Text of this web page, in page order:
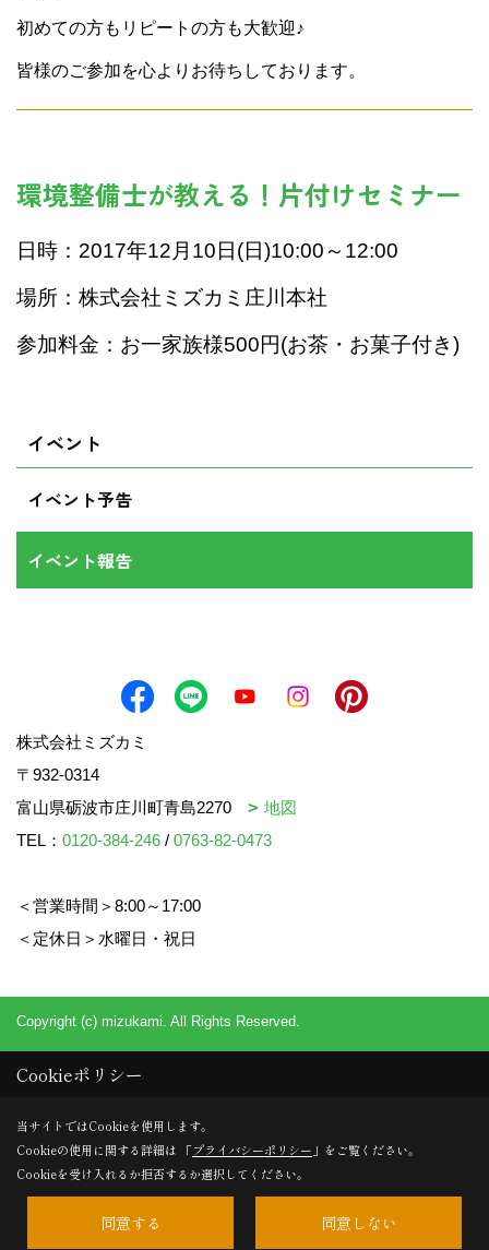
初めての方もリピートの方も大歓迎♪
皆様のご参加を心よりお待ちしております。
環境整備士が教える！片付けセミナー
日時：2017年12月10日(日)10:00～12:00
場所：株式会社ミズカミ庄川本社
参加料金：お一家族様500円(お茶・お菓子付き)
イベント
イベント予告
イベント報告
株式会社ミズカミ
〒932-0314
富山県砺波市庄川町青島2270
地図
TEL： 0120-384-246 / 0763-82-0473
＜営業時間＞8:00～17:00
＜定休日＞水曜日・祝日
Copyright (c) mizukami. All Rights Reserved.
Cookieポリシー
当サイトではCookieを使用します。
Cookieの使用に関する詳細は 「プライバシーポリシー 」をご覧ください。
Cookieを受け入れるか拒否するか選択してください。
同意する 同意しない